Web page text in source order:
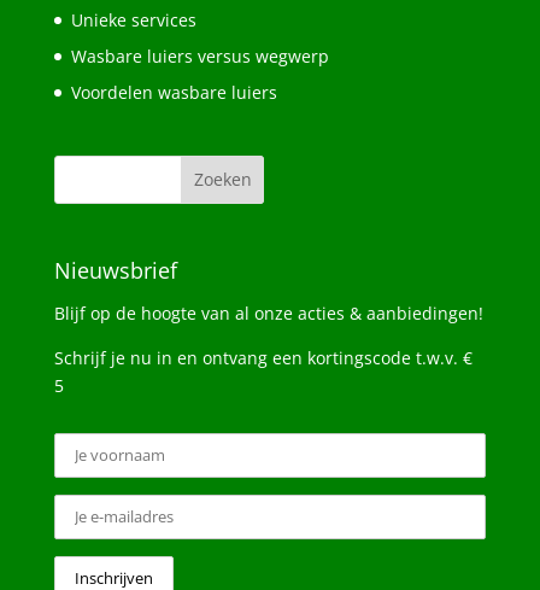
Unieke services
Wasbare luiers versus wegwerp
Voordelen wasbare luiers
Nieuwsbrief
Blijf op de hoogte van al onze acties & aanbiedingen!
Schrijf je nu in en ontvang een kortingscode t.w.v. €
5